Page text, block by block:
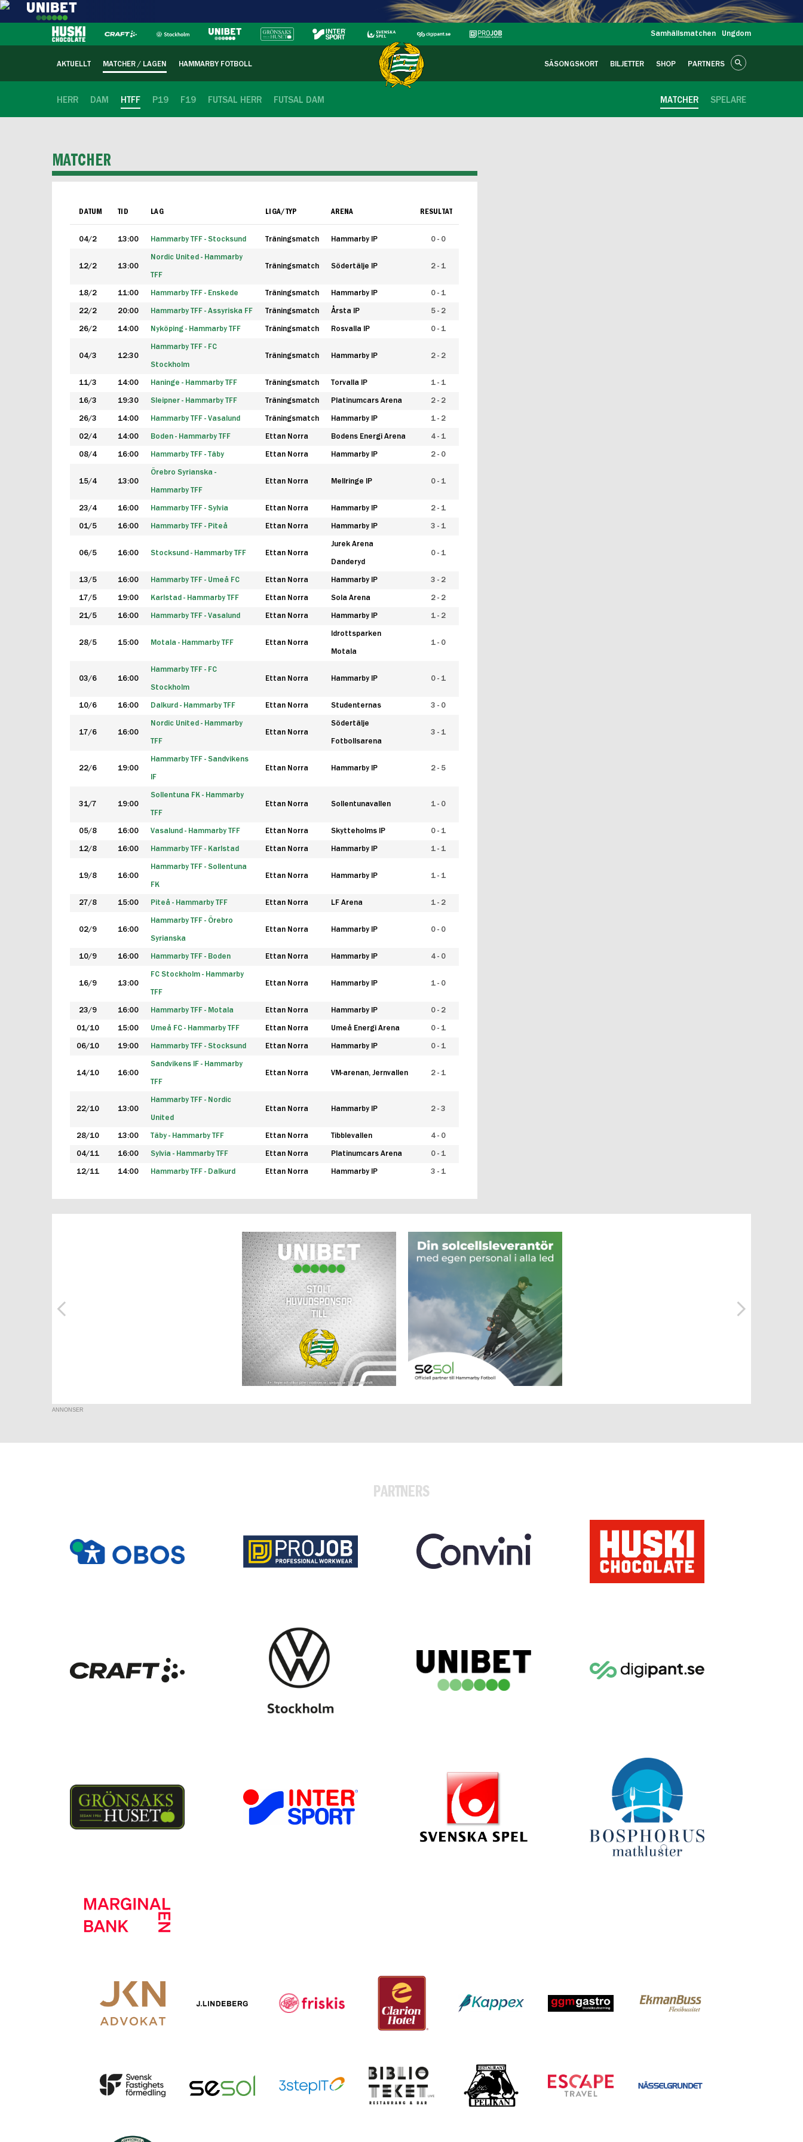
Samhällsmatchen Ungdom
AKTUELLT MATCHER / LAGEN HAMMARBY FOTBOLL SÄSONGSKORT BILJETTER SHOP PARTNERS
HERR DAM HTFF P19 F19 FUTSAL HERR FUTSAL DAM SPELARE
MATCHER
MATCHER
DATUM TID LAG LIGA/TYP ARENA RESULTAT
04/2 13:00 Hammarby TFF - Stocksund Träningsmatch Hammarby IP 0 - 0
12/2 13:00
Nordic United - Hammarby
TFF
Träningsmatch Södertälje IP 2 - 1
18/2 11:00 Hammarby TFF - Enskede Träningsmatch Hammarby IP 0 - 1
22/2 20:00 Hammarby TFF - Assyriska FF Träningsmatch Årsta IP 5 - 2
26/2 14:00 Nyköping - Hammarby TFF Träningsmatch Rosvalla IP 0 - 1
04/3 12:30
Hammarby TFF - FC
Stockholm
Träningsmatch Hammarby IP 2 - 2
11/3 14:00 Haninge - Hammarby TFF Träningsmatch Torvalla IP 1 - 1
16/3 19:30 Sleipner - Hammarby TFF Träningsmatch Platinumcars Arena 2 - 2
26/3 14:00 Hammarby TFF - Vasalund Träningsmatch Hammarby IP 1 - 2
02/4 14:00 Boden - Hammarby TFF Ettan Norra Bodens Energi Arena 4 - 1
08/4 16:00 Hammarby TFF - Täby Ettan Norra Hammarby IP 2 - 0
15/4 13:00
Örebro Syrianska -
Hammarby TFF
Ettan Norra Mellringe IP 0 - 1
23/4 16:00 Hammarby TFF - Sylvia Ettan Norra Hammarby IP 2 - 1
01/5 16:00 Hammarby TFF - Piteå Ettan Norra Hammarby IP 3 - 1
06/5 16:00 Stocksund - Hammarby TFF Ettan Norra
Jurek Arena
Danderyd
0 - 1
13/5 16:00 Hammarby TFF - Umeå FC Ettan Norra Hammarby IP 3 - 2
17/5 19:00 Karlstad - Hammarby TFF Ettan Norra Sola Arena 2 - 2
21/5 16:00 Hammarby TFF - Vasalund Ettan Norra Hammarby IP 1 - 2
28/5 15:00 Motala - Hammarby TFF Ettan Norra
Idrottsparken
Motala
1 - 0
03/6 16:00
Hammarby TFF - FC
Stockholm
Ettan Norra Hammarby IP 0 - 1
10/6 16:00 Dalkurd - Hammarby TFF Ettan Norra Studenternas 3 - 0
17/6 16:00
Nordic United - Hammarby
TFF
Ettan Norra
Södertälje
Fotbollsarena
3 - 1
22/6 19:00
Hammarby TFF - Sandvikens
IF
Ettan Norra Hammarby IP 2 - 5
31/7 19:00
Sollentuna FK - Hammarby
TFF
Ettan Norra Sollentunavallen 1 - 0
05/8 16:00 Vasalund - Hammarby TFF Ettan Norra Skytteholms IP 0 - 1
12/8 16:00 Hammarby TFF - Karlstad Ettan Norra Hammarby IP 1 - 1
19/8 16:00
Hammarby TFF - Sollentuna
FK
Ettan Norra Hammarby IP 1 - 1
27/8 15:00 Piteå - Hammarby TFF Ettan Norra LF Arena 1 - 2
02/9 16:00
Hammarby TFF - Örebro
Syrianska
Ettan Norra Hammarby IP 0 - 0
10/9 16:00 Hammarby TFF - Boden Ettan Norra Hammarby IP 4 - 0
16/9 13:00
FC Stockholm - Hammarby
TFF
Ettan Norra Hammarby IP 1 - 0
23/9 16:00 Hammarby TFF - Motala Ettan Norra Hammarby IP 0 - 2
01/10 15:00 Umeå FC - Hammarby TFF Ettan Norra Umeå Energi Arena 0 - 1
06/10 19:00 Hammarby TFF - Stocksund Ettan Norra Hammarby IP 0 - 1
14/10 16:00
Sandvikens IF - Hammarby
TFF
Ettan Norra VM-arenan, Jernvallen 2 - 1
22/10 13:00
Hammarby TFF - Nordic
United
Ettan Norra Hammarby IP 2 - 3
28/10 13:00 Täby - Hammarby TFF Ettan Norra Tibblevallen 4 - 0
04/11 16:00 Sylvia - Hammarby TFF Ettan Norra Platinumcars Arena 0 - 1
12/11 14:00 Hammarby TFF - Dalkurd Ettan Norra Hammarby IP 3 - 1
ANNONSER
PARTNERS